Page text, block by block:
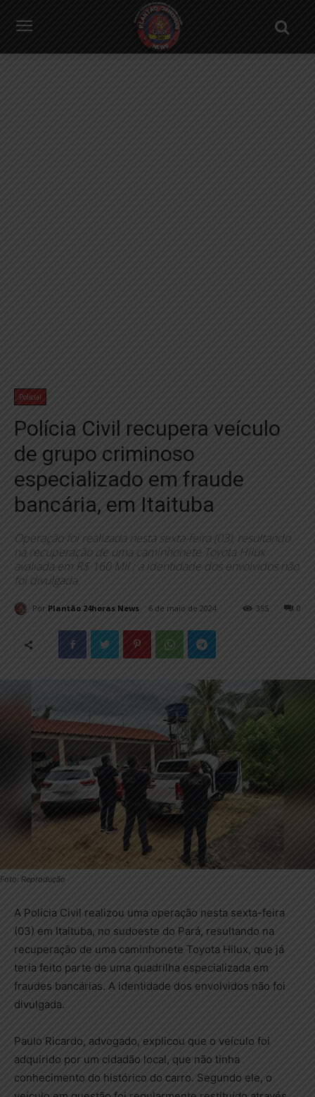
Policial
Polícia Civil recupera veículo
de grupo criminoso
especializado em fraude
bancária, em Itaituba
Operação foi realizada nesta sexta-feira (03), resultando
na recuperação de uma caminhonete Toyota Hilux
avaliada em R$ 160 Mil ; a identidade dos envolvidos não
foi divulgada.
Por Plantão 24horas News 6 de maio de 2024 0
355
Foto: Reprodução
A Polícia Civil realizou uma operação nesta sexta-feira
(03) em Itaituba, no sudoeste do Pará, resultando na
recuperação de uma caminhonete Toyota Hilux, que já
teria feito parte de uma quadrilha especializada em
fraudes bancárias. A identidade dos envolvidos não foi
divulgada.
Paulo Ricardo, advogado, explicou que o veículo foi
adquirido por um cidadão local, que não tinha
conhecimento do histórico do carro. Segundo ele, o